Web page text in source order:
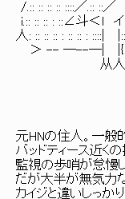
/.:: :: :: :: ::::／.::
i.:: :: :: : ::∠斗＜
人: :: :: :: : :: :: :
＞ -- ─--─| |{::
从人:::l.::} } ::
ヽ! ｌ ｌ.::
|::| |:〈〉. ::
ﾉ.:| |.::: ::: ::
元HNの住人。一般
バッドティース近く
監視の歩哨が怠慢し
だが大半が無気力
カイジと違いしっ